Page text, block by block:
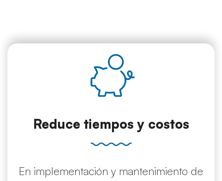
Reduce tiempos y costos
En implementación y mantenimiento de